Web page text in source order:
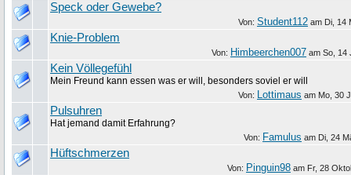
Speck oder Gewebe?
Von: Student112 am Di, 14
Knie-Problem
Von: Himbeerchen007 am So, 14
Kein Völlegefühl
Mein Freund kann essen was er will, besonders soviel er will
Von: Lottimaus am Mo, 30
Pulsuhren
Hat jemand damit Erfahrung?
Von: Famulus am Di, 24
Hüftschmerzen
Von: Pinguin98 am Fr, 28